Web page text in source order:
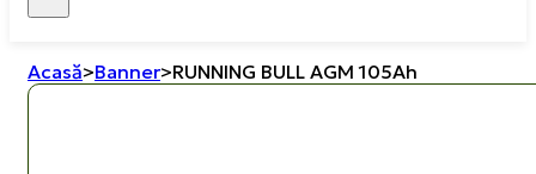
Acasă>Banner>RUNNING BULL AGM 105Ah